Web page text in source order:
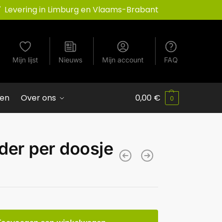
Levering in Limburg en Vlaams-Brabant
Mijn lijst Nieuws Mijn account FAQ
Over ons 0,00 € 0
per doosje